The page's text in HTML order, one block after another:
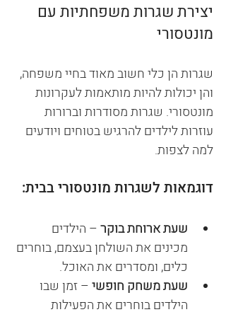
יצירת שגרות משפחתיות עם
מונטסורי
שגרות הן כלי חשוב מאוד בחיי משפחה,
והן יכולות להיות מותאמות לעקרונות
מונטסורי. שגרות מסודרות וברורות
עוזרות לילדים להרגיש בטוחים ויודעים
למה לצפות.
דוגמאות לשגרות מונטסורי בבית:
שעת ארוחת בוקר – הילדים
מכינים את השולחן בעצמם, בוחרים
כלים, ומסדרים את האוכל.
שעת משחק חופשי – זמן שבו
הילדים בוחרים את הפעילות